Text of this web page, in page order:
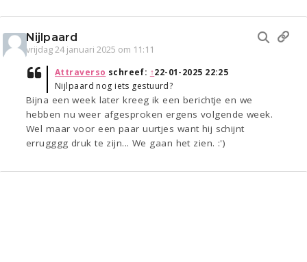
Nijlpaard
vrijdag 24 januari 2025 om 11:11
Attraverso schreef: ↑22-01-2025 22:25
Nijlpaard nog iets gestuurd?
Bijna een week later kreeg ik een berichtje en we
hebben nu weer afgesproken ergens volgende week.
Wel maar voor een paar uurtjes want hij schijnt
errugggg druk te zijn... We gaan het zien. :')